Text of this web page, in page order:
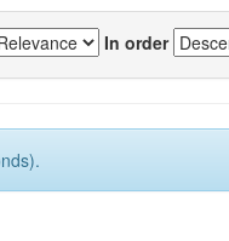
In order